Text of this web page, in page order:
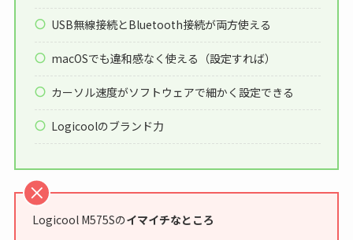
USB無線接続とBluetooth接続が両方使える
macOSでも違和感なく使える（設定すれば）
カーソル速度がソフトウェアで細かく設定できる
Logicoolのブランド力
Logicool M575Sのイマイチなところ